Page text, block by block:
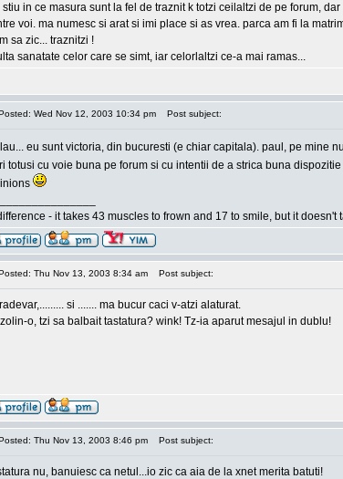
stiu in ce masura sunt la fel de traznit k totzi ceilaltzi de pe forum,
voi. ma numesc si arat si imi place si as vrea. parca am fi la
sa zic... traznitzi !
sanatate celor care se simt, iar celorlaltzi ce-a mai ramas...
Wed Nov 12, 2003 10:34 pm Post subject:
eu sunt victoria, din bucuresti (e chiar capitala). paul, pe mine
totusi cu voie buna pe forum si cu intentii de a strica buna
- it takes 43 muscles to frown and 17 to smile, but it
Thu Nov 13, 2003 8:34 am Post subject:
si ....... ma bucur caci v-atzi alaturat.
o, tzi sa balbait tastatura? wink! Tz-ia aparut mesajul in dublu!
Thu Nov 13, 2003 8:46 pm Post subject:
nu, banuiesc ca netul...io zic ca aia de la xnet merita batuti!